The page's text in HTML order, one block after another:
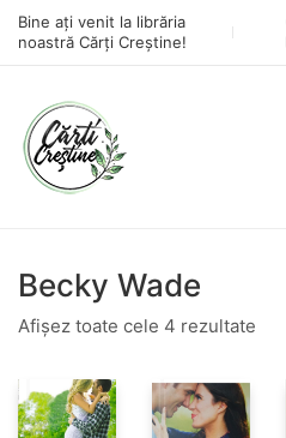
Bine ați venit la librăria
noastră Cărți Creștine!
Becky Wade
Afișez toate cele 4 rezultate